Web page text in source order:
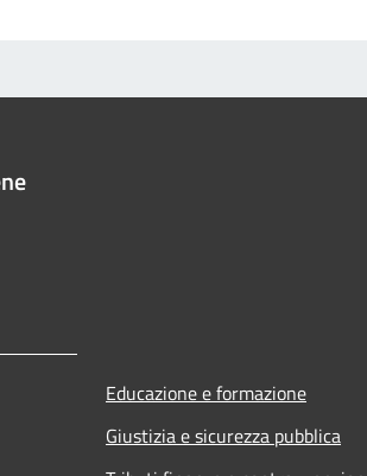
Educazione e formazione
Giustizia e sicurezza pubblica